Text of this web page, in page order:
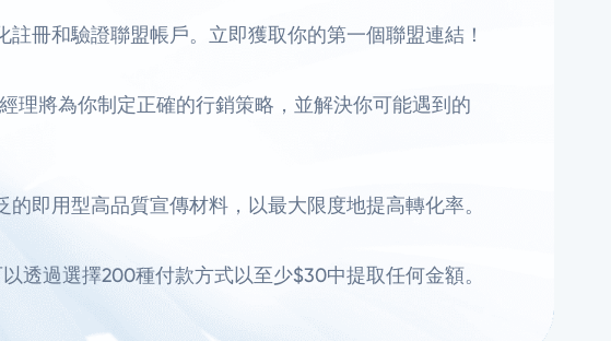
註冊和驗證聯盟帳戶。立即獲取你的第一個聯盟連結！
理將為你制定正確的行銷策略，並解決你可能遇到的
即用型高品質宣傳材料，以最大限度地提高轉化率。
透過選擇200種付款方式以至少$30中提取任何金額。